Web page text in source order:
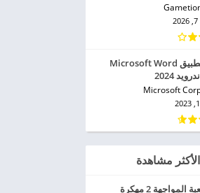
تحميل تطبيق Microsoft Word
2024
Microsoft
مشاهدة
تحميل لعبة المواجهة 2 مهكرة